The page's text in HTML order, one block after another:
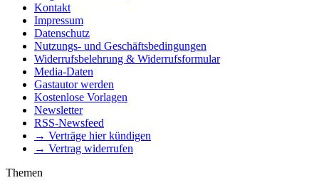
Kontakt
Impressum
Datenschutz
Nutzungs- und Geschäftsbedingungen
Widerrufsbelehrung & Widerrufsformular
Media-Daten
Gastautor werden
Kostenlose Vorlagen
Newsletter
RSS-Newsfeed
→ Verträge hier kündigen
→ Vertrag widerrufen
Themen